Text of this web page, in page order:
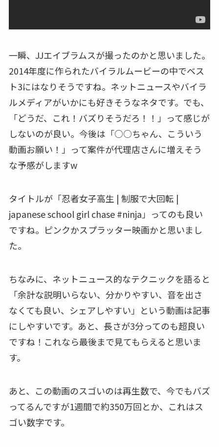
一瞬、JJエイブラムスが撮ったのかと思いました。
2014年度に作られたバイラルムービーの中でベス
ト3にはなりそうですね。ネットニュースやバイラ
ルメディアがいかにも好きそうなネタです。でも、
「どうだ、これ！バズりそうだろ！！」って感じが
しないのが良い。今後は「○○ちゃん、こういう
動画お願い！」って案件が代理店さんに増えそう
な予感がしますw
タイトルが「‪忍者女子高生 | 制服で大回転 |
japanese school girl chase #ninja‬」ってのも良い
ですね。ピンクかスプラッター映画かと思いまし
た。‬‬‬‬‬
ちなみに、ネットニュース的なテクニックを語ると
「余計な説明いらない、分かりやすい、音を出さ
なくても良い、シェアしやすい」という動画は記事
にしやすいです。あと、長さが3分ってのも超良い
ですね！これなら最後まで見てもらえると思いま
す。
あと、この動画のスゴいのは再生数で、今でもバズ
ってるんですが1週間で約350万回とか、これはス
ゴい数字です。